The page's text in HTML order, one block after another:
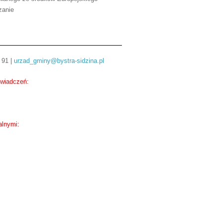
| urzad_gminy@bystra-sidzina.pl